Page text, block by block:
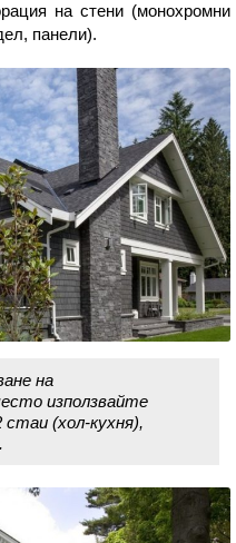
на стени (монохромни
панели).
на
използвайте
(хол-кухня),